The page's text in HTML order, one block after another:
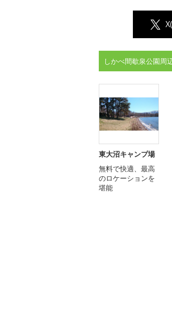
しかべ間歇泉公園周
東大沼キャンプ場
無料で快適、最高
のロケーションを
堪能